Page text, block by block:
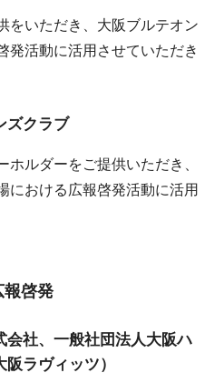
をいただき、大阪ブルテオン
発活動に活用させていただき
ズクラブ
ホルダーをご提供いただき、
における広報啓発活動に活用
報啓発
会社、一般社団法人大阪ハ
ラヴィッツ）